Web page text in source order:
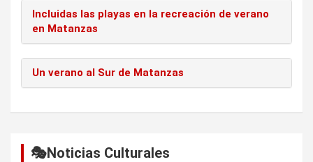
Incluidas las playas en la recreación de verano
en Matanzas
Un verano al Sur de Matanzas
🎭Noticias Culturales